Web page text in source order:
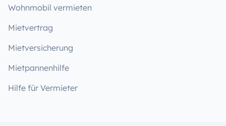
Wohnmobil vermieten
Mietvertrag
Mietversicherung
Mietpannenhilfe
Hilfe für Vermieter